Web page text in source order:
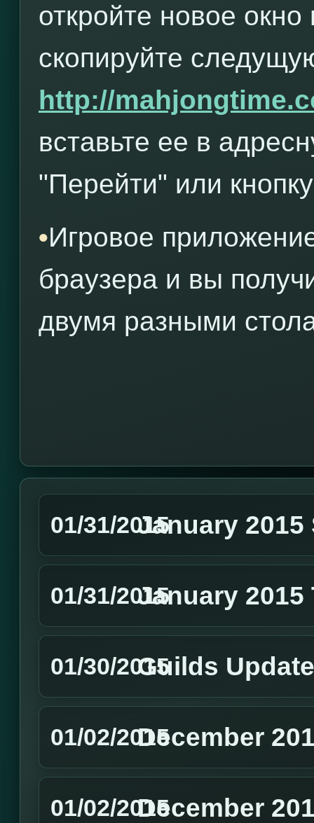
откройте новое
скопируйте
http://
вставьте ее в
"Перейти" или
•Игровое
браузера и вы
двумя разными
01/31/2015January 2015
01/31/2015January
01/30/2015Guilds Update
01/02/2015December
01/02/2015December